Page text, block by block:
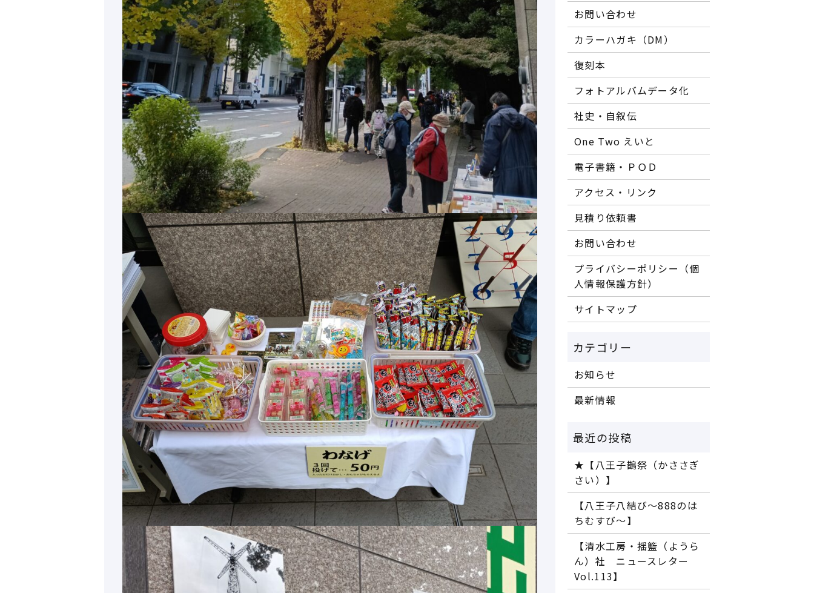
お問い合わせ
カラーハガキ（DM）
復刻本
フォトアルバムデータ化
社史・自叙伝
One Two えいと
電子書籍・ＰＯＤ
アクセス・リンク
見積り依頼書
お問い合わせ
プライバシーポリシー（個
人情報保護方針）
サイトマップ
お知らせ
最新情報
★【八王子鵲祭（かささぎ
さい）】
【八王子八結び～888のは
ちむすび～】
【清水工房・揺籃（ようら
ん）社 ニュースレター
Vol.113】